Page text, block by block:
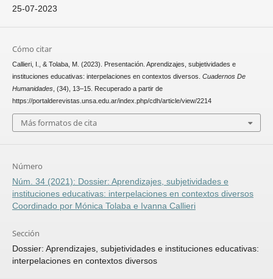
25-07-2023
Cómo citar
Callieri, I., & Tolaba, M. (2023). Presentación. Aprendizajes, subjetividades e
instituciones educativas: interpelaciones en contextos diversos. Cuadernos De
Humanidades, (34), 13–15. Recuperado a partir de
https://portalderevistas.unsa.edu.ar/index.php/cdh/article/view/2214
Más formatos de cita
Número
Núm. 34 (2021): Dossier: Aprendizajes, subjetividades e
instituciones educativas: interpelaciones en contextos diversos
Coordinado por Mónica Tolaba e Ivanna Callieri
Sección
Dossier: Aprendizajes, subjetividades e instituciones educativas:
interpelaciones en contextos diversos